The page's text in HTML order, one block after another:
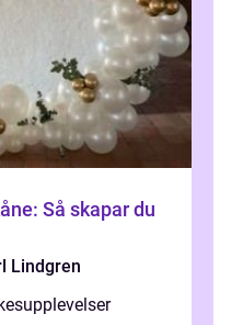
Så skapar du
Lindgren